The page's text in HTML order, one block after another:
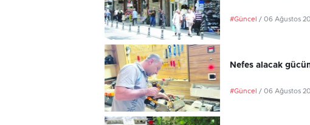
#Güncel / 06 Ağustos
Nefes alacak
#Güncel / 06 Ağustos